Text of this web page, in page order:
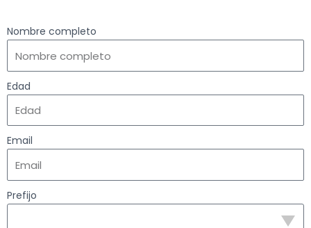
Nombre completo
Edad
Email
Prefijo